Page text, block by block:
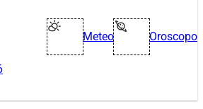
Meteo Oroscopo